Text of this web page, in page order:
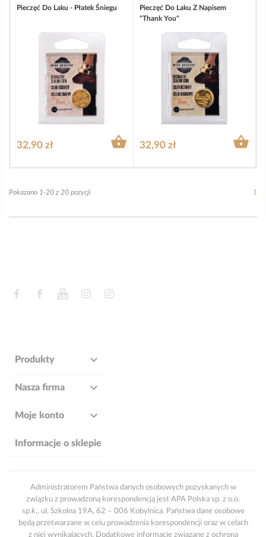
Pieczęć Do Laku - Płatek Śniegu
32,90 zł 
Pieczęć Do Laku Z Napisem
"Thank You"
32,90 zł 
Pokazano 1-20 z 20 pozycji 1
FacebookFacebookYouTubeInstagram
Produkty 
Nasza firma 
Moje konto 
Informacje o sklepie
Administratorem Państwa danych osobowych pozyskanych w
związku z prowadzoną korespondencją jest APA Polska sp. z o.o.
sp.k., ul. Szkolna 19A, 62 – 006 Kobylnica. Państwa dane osobowe
będą przetwarzane w celu prowadzenia korespondencji oraz w celach
z niej wynikających. Dodatkowe informacje związane z ochroną